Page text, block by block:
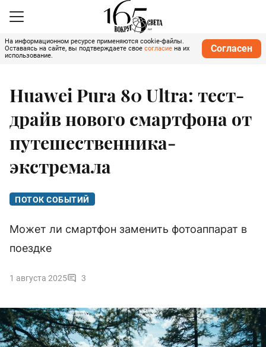
На информационном ресурсе применяются cookie-файлы.
Оставаясь на сайте, вы подтверждаете свое согласие на их
использование.
Согласен
Huawei Pura 80 Ultra: тест-
драйв нового смартфона от
путешественника-
экстремала
ПОТОК СОБЫТИЙ
Может ли смартфон заменить фотоаппарат в
поездке
1 августа 2025 3